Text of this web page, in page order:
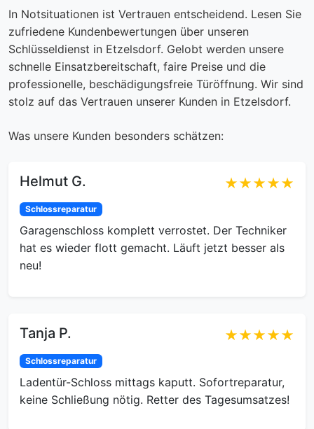
In Notsituationen ist Vertrauen entscheidend. Lesen Sie
zufriedene Kundenbewertungen über unseren
Schlüsseldienst in Etzelsdorf. Gelobt werden unsere
schnelle Einsatzbereitschaft, faire Preise und die
professionelle, beschädigungsfreie Türöffnung. Wir sind
stolz auf das Vertrauen unserer Kunden in Etzelsdorf.
Was unsere Kunden besonders schätzen:
Helmut G. ★★★★★
Schlossreparatur
Garagenschloss komplett verrostet. Der Techniker
hat es wieder flott gemacht. Läuft jetzt besser als
neu!
Tanja P. ★★★★★
Schlossreparatur
Ladentür-Schloss mittags kaputt. Sofortreparatur,
keine Schließung nötig. Retter des Tagesumsatzes!